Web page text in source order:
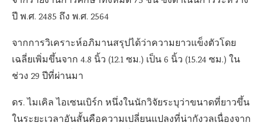
ปี พ.ศ. 2485 ถึง พ.ศ. 2564
จากการวิเคราะห์อภิมานสรุปได้ว่าความยาวแข็งตัวโดย
เฉลี่ยเพิ่มขึ้นจาก 4.8 นิ้ว (12.1 ซม.) เป็น 6 นิ้ว (15.24 ซม.) ใน
ช่วง 29 ปีที่ผ่านมา
ดร. ไมเคิล ไอเซนเบิร์ก หนึ่งในนักวิจัยระบุว่าขนาดที่ยาวขึ้น
ในระยะเวลาอันสั้นคือความเปลี่ยนแปลงที่น่ากังวลเนื่องจาก